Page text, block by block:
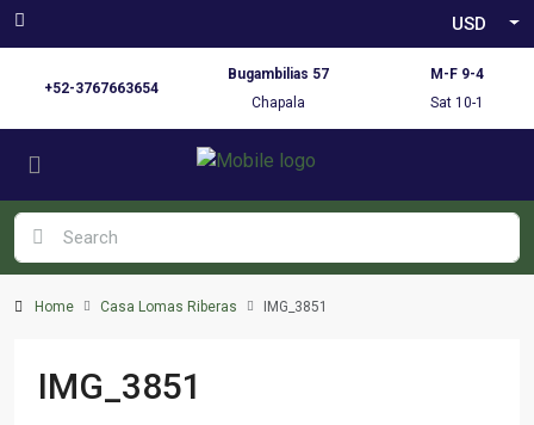
USD
+52-3767663654
Bugambilias 57
Chapala
M-F 9-4
Sat 10-1
Home Casa Lomas Riberas IMG_3851
IMG_3851